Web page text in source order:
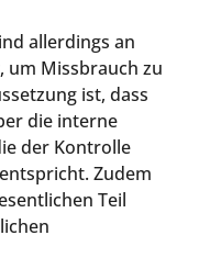
allerdings an
um Missbrauch zu
ist, dass
die interne
der Kontrolle
Zudem
Teil